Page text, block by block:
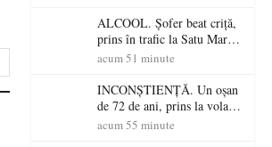
șoferi fără permis într-o
singură zi
ALCOOL. Șofer beat criță,
prins în trafic la Satu Mare!
Alcoolemie uriașă
acum 51 minute
INCONȘTIENȚĂ. Un oșan
de 72 de ani, prins la volan
fără permis! Polițiștii l-au
acum 55 minute